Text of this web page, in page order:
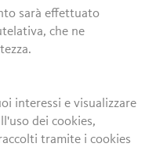
sarà effettuato
che ne
interessi e visualizzare
dei cookies,
tramite i cookies